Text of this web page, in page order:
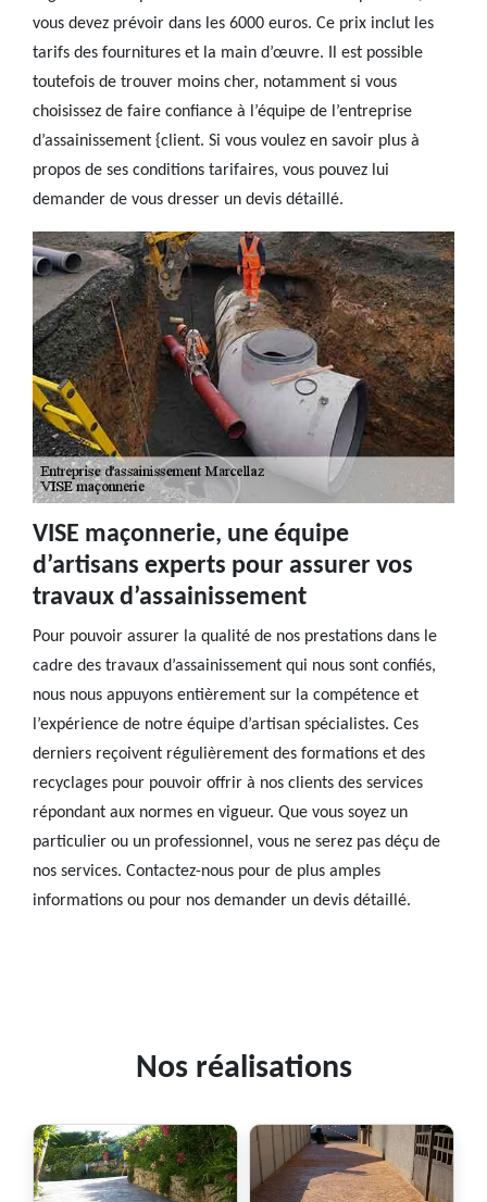
vous devez prévoir dans les 6000 euros. Ce prix inclut les
tarifs des fournitures et la main d’œuvre. Il est possible
toutefois de trouver moins cher, notamment si vous
choisissez de faire confiance à l’équipe de l’entreprise
d’assainissement {client. Si vous voulez en savoir plus à
propos de ses conditions tarifaires, vous pouvez lui
demander de vous dresser un devis détaillé.
VISE maçonnerie, une équipe
d’artisans experts pour assurer vos
travaux d’assainissement
Pour pouvoir assurer la qualité de nos prestations dans le
cadre des travaux d’assainissement qui nous sont confiés,
nous nous appuyons entièrement sur la compétence et
l’expérience de notre équipe d’artisan spécialistes. Ces
derniers reçoivent régulièrement des formations et des
recyclages pour pouvoir offrir à nos clients des services
répondant aux normes en vigueur. Que vous soyez un
particulier ou un professionnel, vous ne serez pas déçu de
nos services. Contactez-nous pour de plus amples
informations ou pour nos demander un devis détaillé.
Nos réalisations